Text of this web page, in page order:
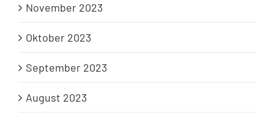
November 2023
Oktober 2023
September 2023
August 2023